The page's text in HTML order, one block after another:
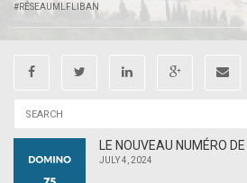
#RÉSEAUMLFLIBAN
LE NOUVEAU NUMÉRO
JULY 4, 2024